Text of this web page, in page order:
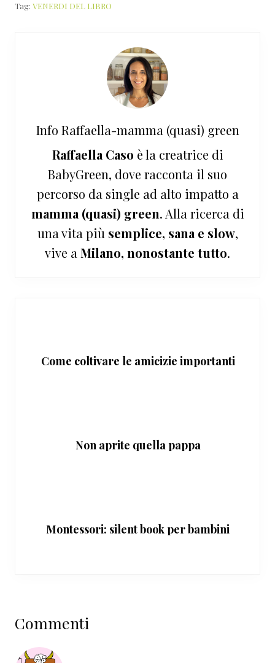
Tag: VENERDI DEL LIBRO
Info Raffaella-mamma (quasi) green
Raffaella Caso è la creatrice di
BabyGreen, dove racconta il suo
percorso da single ad alto impatto a
mamma (quasi) green. Alla ricerca di
una vita più semplice, sana e slow,
vive a Milano, nonostante tutto.
Come coltivare le amicizie importanti
Non aprite quella pappa
Montessori: silent book per bambini
del
lettore
Commenti